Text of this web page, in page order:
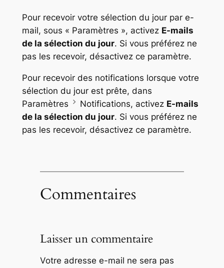
Pour recevoir votre sélection du jour par e-
mail, sous « Paramètres », activez E-mails
de la sélection du jour. Si vous préférez ne
pas les recevoir, désactivez ce paramètre.
Pour recevoir des notifications lorsque votre
sélection du jour est prête, dans
Paramètres
Notifications, activez E-mails
de la sélection du jour. Si vous préférez ne
pas les recevoir, désactivez ce paramètre.
Commentaires
Laisser un commentaire
Votre adresse e-mail ne sera pas